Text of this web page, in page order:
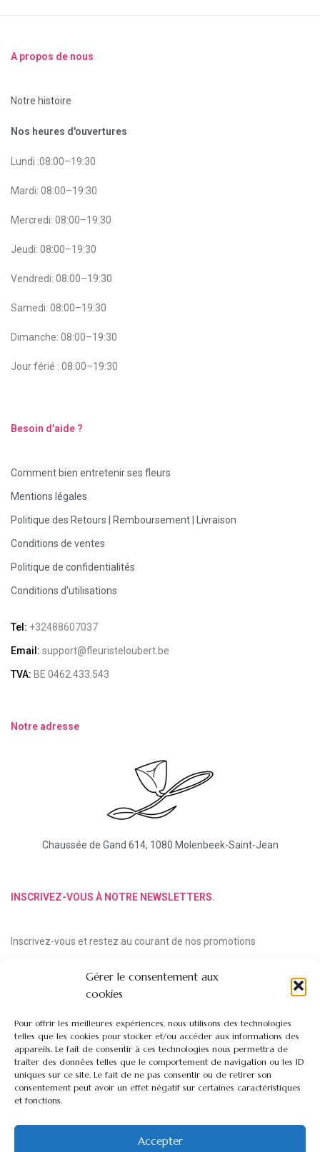
Gérer le consentement aux
cookies
Pour offrir les meilleures expériences, nous utilisons des technologies
telles que les cookies pour stocker et/ou accéder aux informations des
appareils. Le fait de consentir à ces technologies nous permettra de
traiter des données telles que le comportement de navigation ou les ID
uniques sur ce site. Le fait de ne pas consentir ou de retirer son
consentement peut avoir un effet négatif sur certaines caractéristiques
et fonctions.
Accepter
A propos de nous
Notre histoire
Nos heures d'ouvertures
Lundi :08:00–19:30
Mardi: 08:00–19:30
Mercredi: 08:00–19:30
Jeudi: 08:00–19:30
Vendredi: 08:00–19:30
Samedi: 08:00–19:30
Dimanche: 08:00–19:30
Jour férié : 08:00–19:30
Besoin d'aide ?
Comment bien entretenir ses fleurs
Mentions légales
Politique des Retours | Remboursement | Livraison
Conditions de ventes
Politique de confidentialités
Conditions d'utilisations
Tel: +32488607037
Email: support@fleuristeloubert.be
TVA: BE 0462.433.543
Notre adresse
Chaussée de Gand 614, 1080 Molenbeek-Saint-Jean
INSCRIVEZ-VOUS À NOTRE NEWSLETTERS.
Inscrivez-vous et restez au courant de nos promotions
Copyright © 2024 Fleuriste Loubert